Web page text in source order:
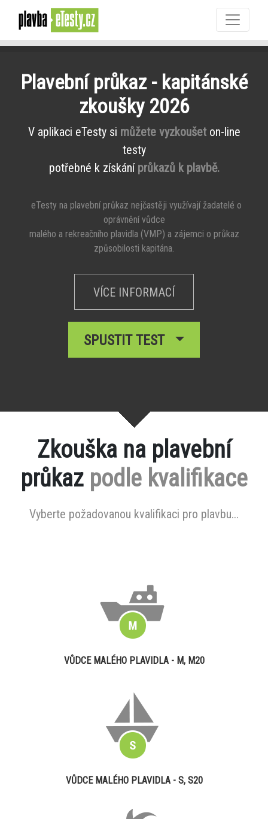
Plavební průkaz - kapitánské
zkoušky 2026
V aplikaci eTesty si můžete vyzkoušeton-line
testy
potřebné k získání průkazů k plavbě.
eTesty na plavební průkaz nejčastěji využívají žadatelé o
oprávnění vůdce
malého a rekreačního plavidla (VMP) a zájemci o průkaz
způsobilosti kapitána.
VÍCE INFORMACÍ
SPUSTIT TEST
Zkouška na plavební
průkaz podle kvalifikace
Vyberte požadovanou kvalifikaci pro plavbu...
VŮDCE MALÉHO PLAVIDLA - M, M20
VŮDCE MALÉHO PLAVIDLA - S, S20